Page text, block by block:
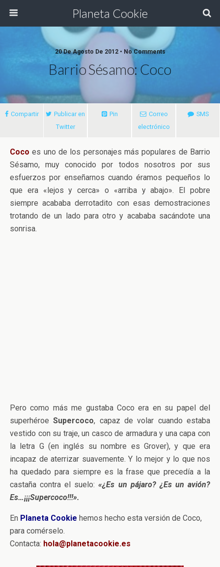
Planeta Cookie
20 De Agosto De 2012 • No Comments
Barrio Sésamo: Coco
Compartir
Publicar en
Twitter
Pin
Correo
electrónico
SMS
Coco es uno de los personajes más populares de Barrio
Sésamo, muy conocido por todos nosotros por sus
esfuerzos por enseñarnos cuando éramos pequeños lo
que era «lejos y cerca» o «arriba y abajo». El pobre
siempre acababa derrotadito con esas demostraciones
trotando de un lado para otro y acababa sacándote una
sonrisa.
Pero como más me gustaba Coco era en su papel del
superhéroeSupercoco, capaz de volar cuando estaba
vestido con su traje, un casco de armadura y una capa con
la letra G (en inglés su nombre es Grover), y que era
incapaz de aterrizar suavemente. Y lo mejor y lo que nos
ha quedado para siempre es la frase que precedía a la
castaña contra el suelo:«¿Es un pájaro? ¿Es un avión?
Es…¡¡¡Supercoco!!!».
En Planeta Cookie hemos hecho esta versión de Coco,
para comérselo.
Contacta: hola@planetacookie.es